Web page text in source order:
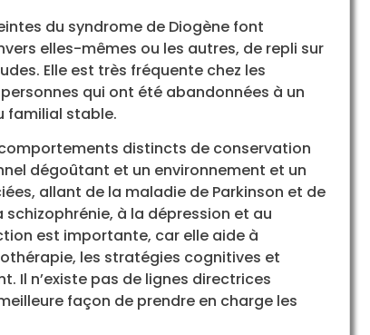
du syndrome de Diogène font
elles-mêmes ou les autres, de repli sur
Elle est très fréquente chez les
qui ont été abandonnées à un
familial stable.
distincts de conservation
dégoûtant et un environnement et un
allant de la maladie de Parkinson et de
à la dépression et au
est importante, car elle aide à
les stratégies cognitives et
Il n’existe pas de lignes directrices
façon de prendre en charge les